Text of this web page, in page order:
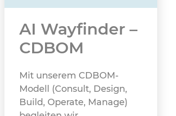
AI Wayfinder –
CDBOM
Mit unserem CDBOM-
Modell (Consult, Design,
Build, Operate, Manage)